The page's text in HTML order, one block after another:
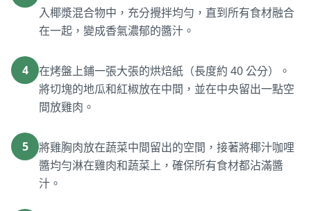
入椰漿混合物中，充分攪拌均勻，直到所有食材融合
在一起，變成香氣濃郁的醬汁。
4
在烤盤上鋪一張大張的烘焙紙（長度約 40 公分）。
將切塊的地瓜和紅椒放在中間，並在中央留出一點空
間放雞肉。
5
將雞胸肉放在蔬菜中間留出的空間，接著將椰汁咖哩
醬均勻淋在雞肉和蔬菜上，確保所有食材都沾滿醬
汁。